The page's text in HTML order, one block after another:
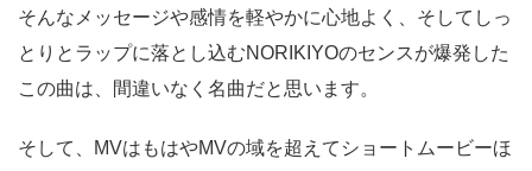
そんなメッセージや感情を軽やかに心地よく、そしてしっ
とりとラップに落とし込むNORIKIYOのセンスが爆発した
この曲は、間違いなく名曲だと思います。
そして、MVはもはやMVの域を超えてショートムービーほ